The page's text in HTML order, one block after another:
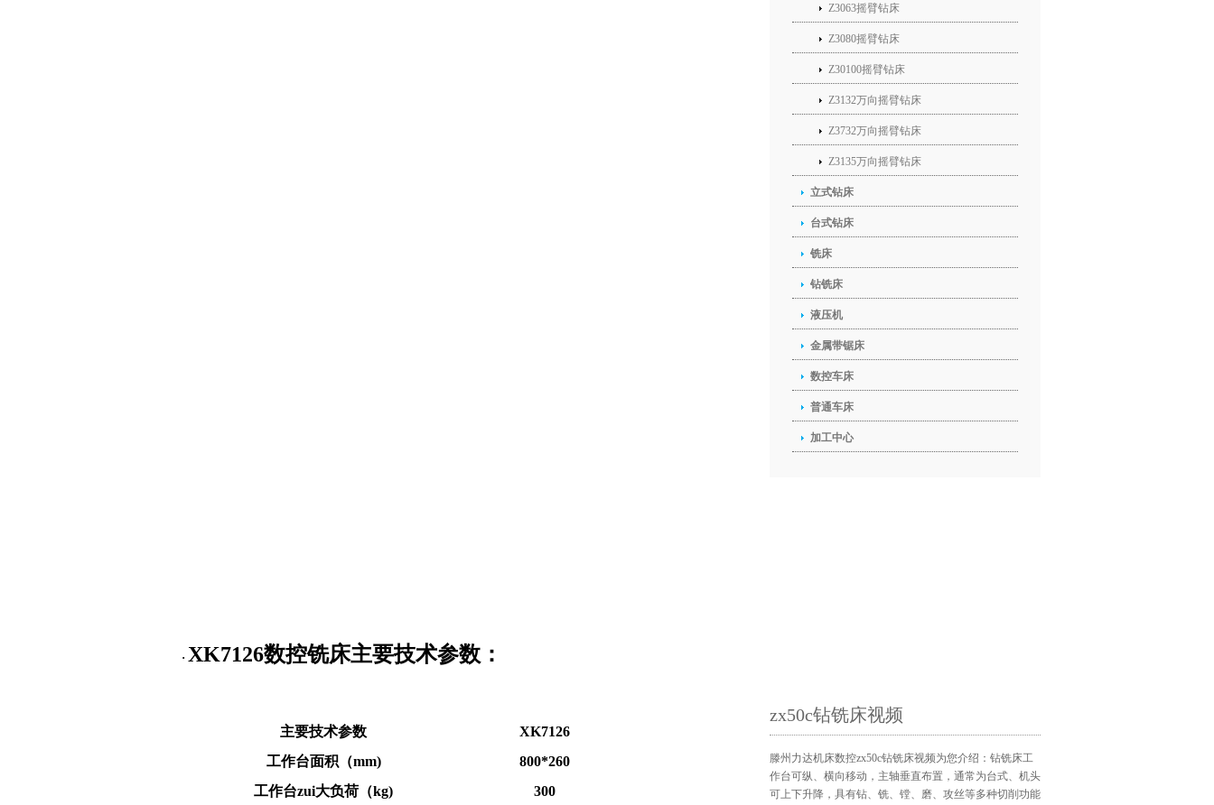
· XK7126数控铣床主要技术参数：
主要技术参数
XK7126
工作台面积（mm)
800*260
工作台zui大负荷（kg)
300
Z3063摇臂钻床
Z3080摇臂钻床
Z30100摇臂钻床
Z3132万向摇臂钻床
Z3732万向摇臂钻床
Z3135万向摇臂钻床
立式钻床
台式钻床
铣床
钻铣床
液压机
金属带锯床
数控车床
普通车床
加工中心
zx50c钻铣床视频
滕州力达机床数控zx50c钻铣床视频为您介绍：钻铣床工
作台可纵、横向移动，主轴垂直布置，通常为台式、机头
可上下升降，具有钻、铣、镗、磨、攻丝等多种切削功能